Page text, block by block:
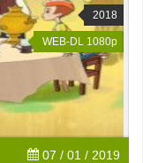
2018
WEB-DL 1080p
07 / 01 / 2019